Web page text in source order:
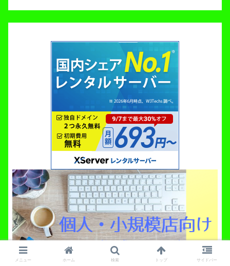
メニュー ホーム 検索 トップ サイドバー